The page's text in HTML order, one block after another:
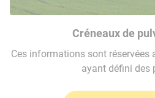
Créneaux de
Ces informations sont réservées
ayant défini des